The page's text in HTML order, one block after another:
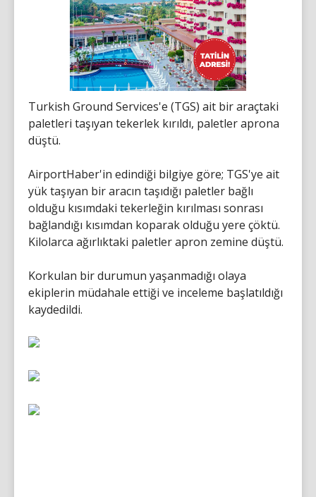
Turkish Ground Services'e (TGS) ait bir araçtaki
paletleri taşıyan tekerlek kırıldı, paletler aprona
düştü.
AirportHaber'in edindiği bilgiye göre; TGS'ye ait
yük taşıyan bir aracın taşıdığı paletler bağlı
olduğu kısımdaki tekerleğin kırılması sonrası
bağlandığı kısımdan koparak olduğu yere çöktü.
Kilolarca ağırlıktaki paletler apron zemine düştü.
Korkulan bir durumun yaşanmadığı olaya
ekiplerin müdahale ettiği ve inceleme başlatıldığı
kaydedildi.